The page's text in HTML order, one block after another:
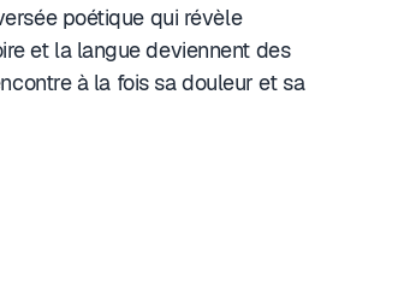
poétique qui révèle
et la langue deviennent des
à la fois sa douleur et sa